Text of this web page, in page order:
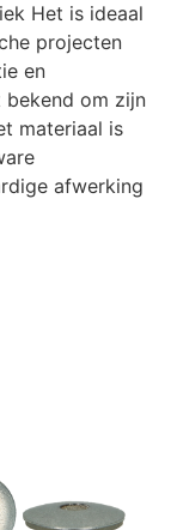
Het is ideaal
projecten
en
om zijn
materiaal is
afwerking